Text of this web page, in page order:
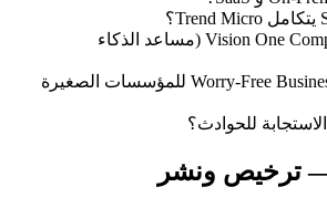
ما هو مساعد Vision One Companion (مساعد الذكاء
هل يكفي Worry-Free Business Security للمؤسسات الصغيرة
للحوادث؟
ترخيص ونشر